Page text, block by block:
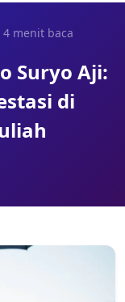
menit baca
Suryo Aji:
di